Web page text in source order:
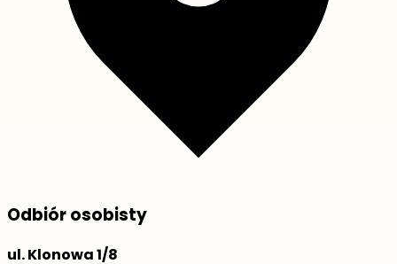
Odbiór osobisty
ul. Klonowa 1/8